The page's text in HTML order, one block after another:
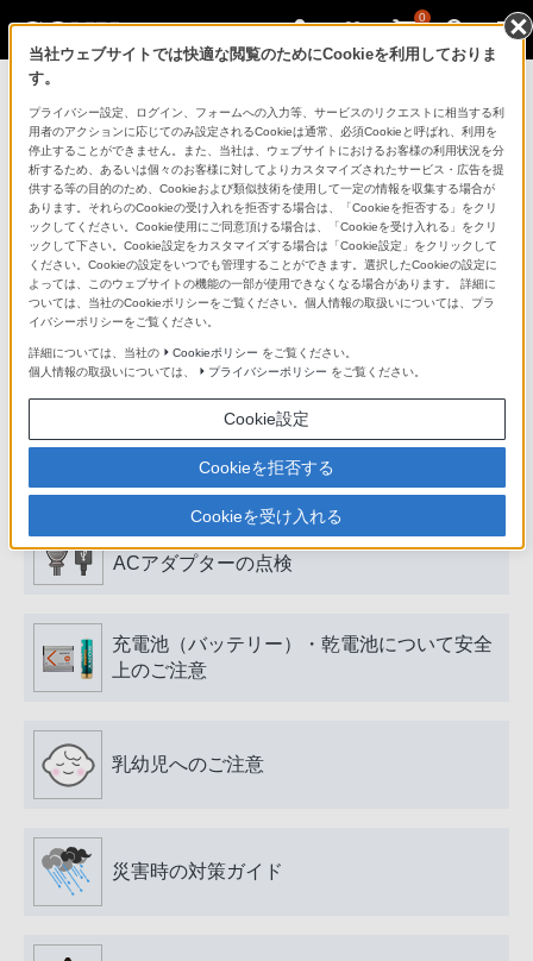
0
製品を安全に、安心してご使用いただ
くために
日常の清掃・点検が大切です。安全のため取扱説明書を
よく読みましょう。
製品に関する重要なお知らせ
安全で上手な使いかた
愛情点検のおすすめ
電源プラグ・コード、USB端子・ケーブル、
ACアダプターの点検
充電池（バッテリー）・乾電池について安全
上のご注意
乳幼児へのご注意
災害時の対策ガイド
当社ウェブサイトでは快適な閲覧のためにCookieを利用しておりま
す。
プライバシー設定、ログイン、フォームへの入力等、サービスのリクエストに相当する利
用者のアクションに応じてのみ設定されるCookieは通常、必須Cookieと呼ばれ、利用を
停止することができません。また、当社は、ウェブサイトにおけるお客様の利用状況を分
析するため、あるいは個々のお客様に対してよりカスタマイズされたサービス・広告を提
供する等の目的のため、Cookieおよび類似技術を使用して一定の情報を収集する場合が
あります。それらのCookieの受け入れを拒否する場合は、「Cookieを拒否する」をクリ
ックしてください。Cookie使用にご同意頂ける場合は、「Cookieを受け入れる」をクリ
ックして下さい。Cookie設定をカスタマイズする場合は「Cookie設定」をクリックして
ください。Cookieの設定をいつでも管理することができます。選択したCookieの設定に
よっては、このウェブサイトの機能の一部が使用できなくなる場合があります。 詳細に
ついては、当社のCookieポリシーをご覧ください。個人情報の取扱いについては、プラ
イバシーポリシーをご覧ください。
詳細については、当社の Cookieポリシー をご覧ください。
個人情報の取扱いについては、
プライバシーポリシー をご覧ください。
Cookie設定
Cookieを拒否する
Cookieを受け入れる